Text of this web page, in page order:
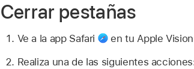
Cerrar pestañas
Ve a la app Safari
en tu Apple
Realiza una de las siguientes